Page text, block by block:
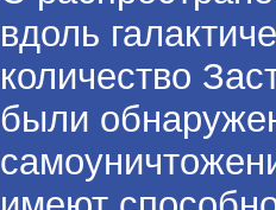
вдоль
количество
были